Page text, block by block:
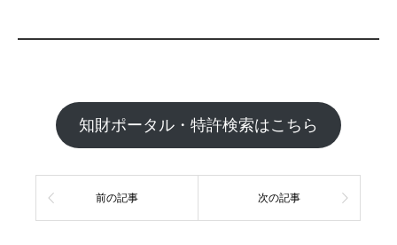
知財ポータル・特許検索はこちら
前の記事 次の記事